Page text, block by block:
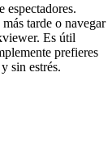
espectadores.
tarde o navegar
Es útil
prefieres
sin estrés.